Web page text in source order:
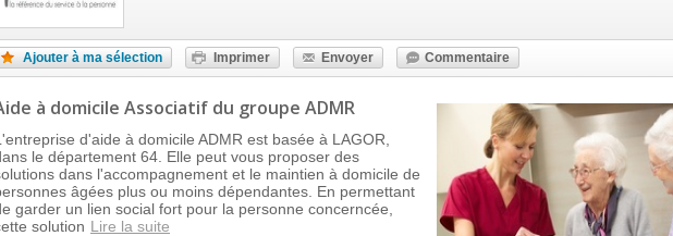
Ajouter à ma sélection Imprimer Envoyer Commentaire
à domicile Associatif du groupe ADMR
d'aide à domicile ADMR est basée à LAGOR,
le département 64. Elle peut vous proposer des
dans l'accompagnement et le maintien à domicile de
âgées plus ou moins dépendantes. En permettant
garder un lien social fort pour la personne concerncée,
solution Lire la suite